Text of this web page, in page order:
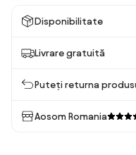
Disponibilitate
Livrare gratuită
Puteți returna
Aosom Romania